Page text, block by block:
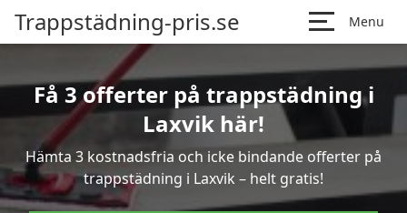
Trappstädning-pris.se Menu
Få 3 offerter på trappstädning i
Laxvik här!
Hämta 3 kostnadsfria och icke bindande offerter på
trappstädning i Laxvik – helt gratis!